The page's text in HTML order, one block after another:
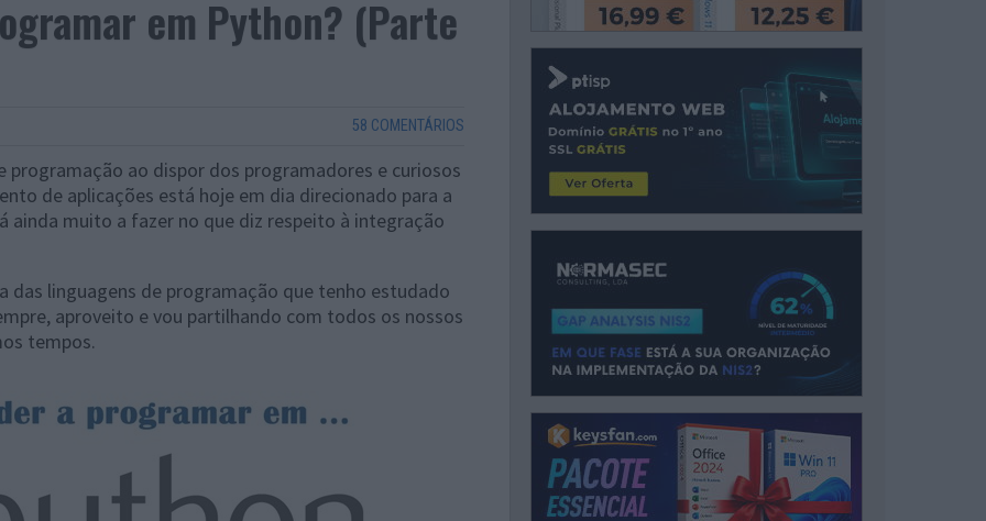
em Python? (Parte
58 COMENTÁRIOS
ao dispor dos programadores e curiosos
de aplicações está hoje em dia direcionado para a
ainda muito a fazer no que diz respeito à integração
das linguagens de programação que tenho estudado
aproveito e vou partilhando com todos os nossos
tempos.